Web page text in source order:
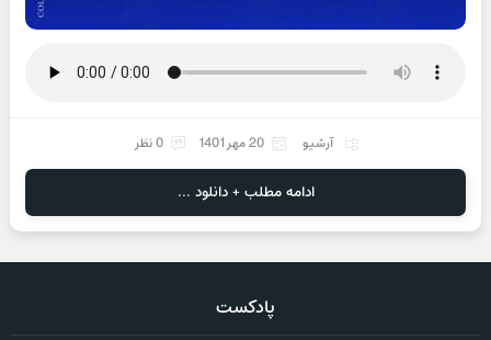
آرشیو 20 مهر 1401 0 نظر
ادامه مطلب + دانلود ...
پادکست